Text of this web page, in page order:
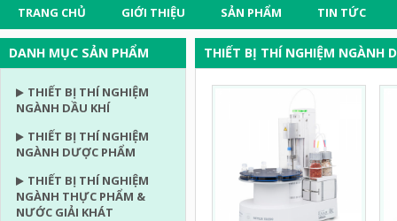
TRANG CHỦ GIỚI THIỆU SẢN PHẨM TIN TỨC
DANH MỤC SẢN PHẨM
THIẾT BỊ THÍ NGHIỆM
NGÀNH DẦU KHÍ
THIẾT BỊ THÍ NGHIỆM
NGÀNH DƯỢC PHẨM
THIẾT BỊ THÍ NGHIỆM
NGÀNH THỰC PHẨM &
NƯỚC GIẢI KHÁT
THIẾT BỊ THÍ NGHIỆM NGÀNH